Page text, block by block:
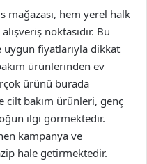
mağazası, hem yerel halk
noktasıdır. Bu
uygun fiyatlarıyla dikkat
ürünlerinden ev
ürünü burada
cilt bakım ürünleri, genç
ilgi görmektedir.
kampanya ve
hale getirmektedir.